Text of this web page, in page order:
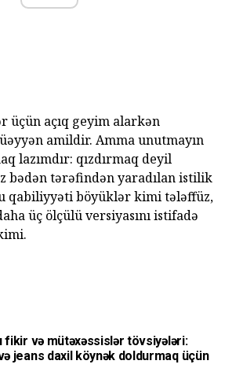
üçün açıq geyim alarkən
amildir. Amma unutmayın
lazımdır: qızdırmaq deyil
Öz bədən tərəfindən yaradılan istilik
qabiliyyəti böyüklər kimi tələffüz,
üç ölçülü versiyasını istifadə
fikir və mütəxəssislər tövsiyələri:
jeans daxil köynək doldurmaq üçün